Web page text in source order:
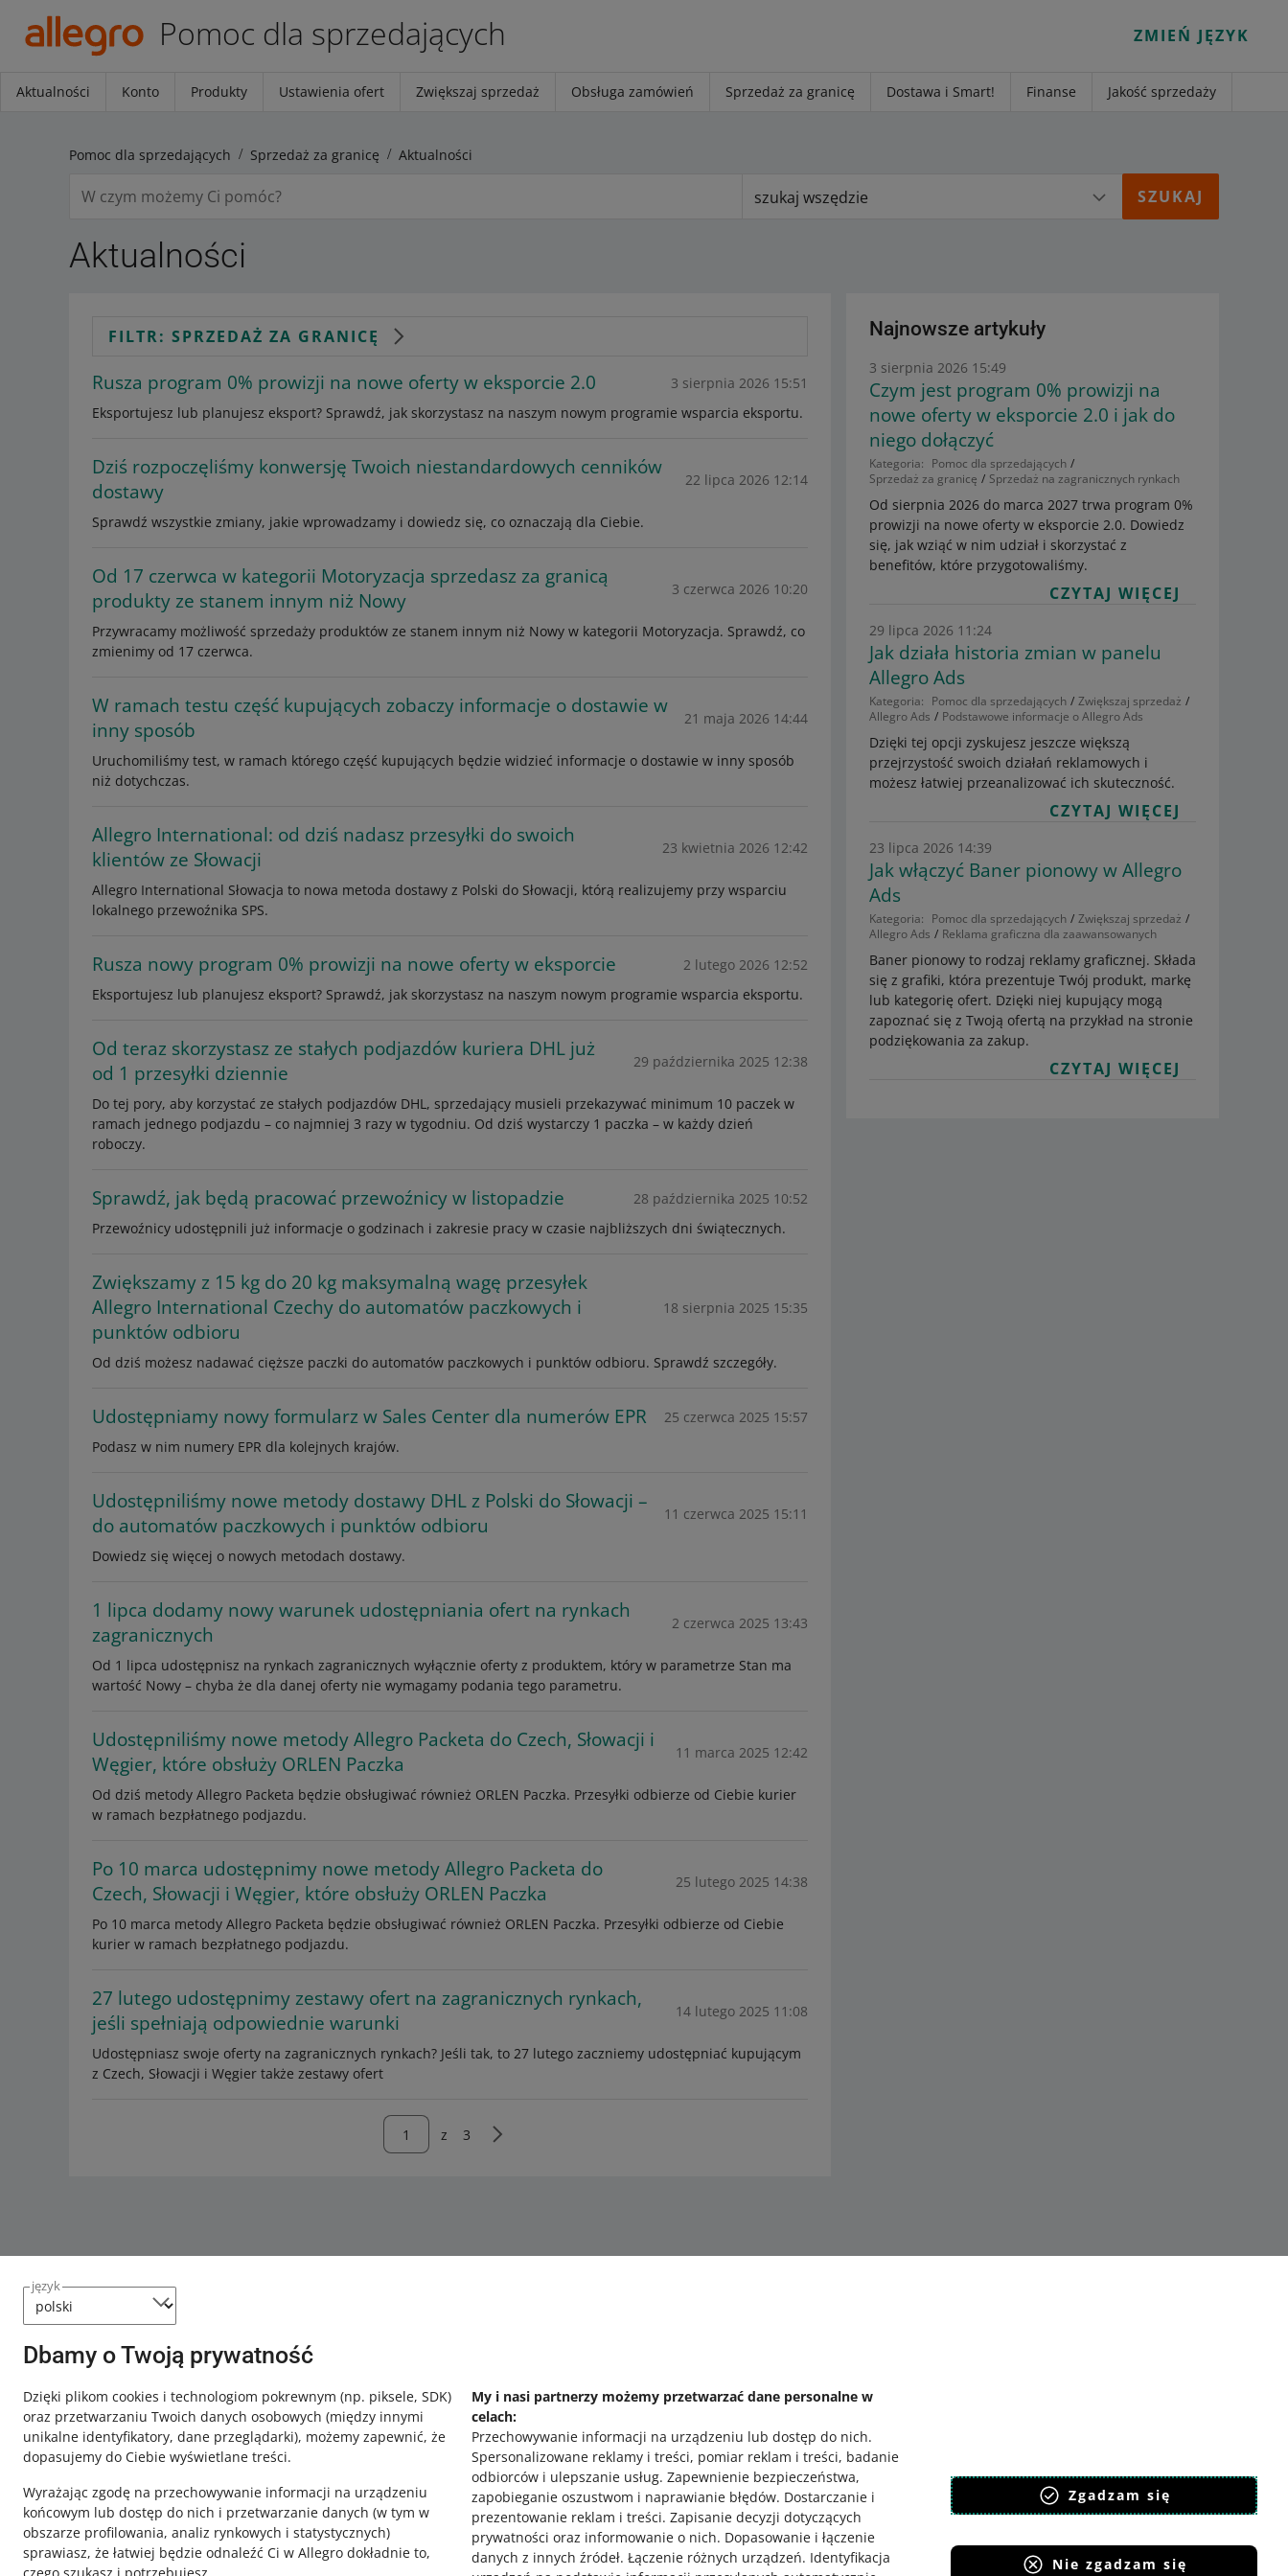
język
Dbamy o Twoją prywatność
Dzięki plikom cookies i technologiom pokrewnym (np. piksele, SDK)
oraz przetwarzaniu Twoich danych osobowych (między innymi
unikalne identyfikatory, dane przeglądarki), możemy zapewnić, że
dopasujemy do Ciebie wyświetlane treści.
Wyrażając zgodę na przechowywanie informacji na urządzeniu
końcowym lub dostęp do nich i przetwarzanie danych (w tym w
obszarze profilowania, analiz rynkowych i statystycznych)
sprawiasz, że łatwiej będzie odnaleźć Ci w Allegro dokładnie to,
My i nasi partnerzy możemy przetwarzać dane personalne w
celach:
Przechowywanie informacji na urządzeniu lub dostęp do nich.
Spersonalizowane reklamy i treści, pomiar reklam i treści, badanie
odbiorców i ulepszanie usług. Zapewnienie bezpieczeństwa,
zapobieganie oszustwom i naprawianie błędów. Dostarczanie i
prezentowanie reklam i treści. Zapisanie decyzji dotyczących
prywatności oraz informowanie o nich. Dopasowanie i łączenie
danych z innych źródeł. Łączenie różnych urządzeń. Identyfikacja
Zgadzam się
Nie zgadzam się
Pomoc dla sprzedających ZMIEŃ JĘZYK
Aktualności Konto Produkty Ustawienia ofert Zwiększaj sprzedaż Obsługa zamówień Sprzedaż za granicę Dostawa i Smart! Finanse Jakość sprzedaży
Pomoc dla sprzedających Sprzedaż za granicę Aktualności
szukaj wszędzie
Aktualności
FILTR: SPRZEDAŻ ZA GRANICĘ
Rusza program 0% prowizji na nowe oferty w eksporcie 2.0
3 sierpnia 2026 15:51
Eksportujesz lub planujesz eksport? Sprawdź, jak skorzystasz na naszym nowym programie wsparcia eksportu.
Dziś rozpoczęliśmy konwersję Twoich niestandardowych cenników
dostawy
22 lipca 2026 12:14
Sprawdź wszystkie zmiany, jakie wprowadzamy i dowiedz się, co oznaczają dla Ciebie.
Od 17 czerwca w kategorii Motoryzacja sprzedasz za granicą
produkty ze stanem innym niż Nowy
3 czerwca 2026 10:20
Przywracamy możliwość sprzedaży produktów ze stanem innym niż Nowy w kategorii Motoryzacja. Sprawdź, co
zmienimy od 17 czerwca.
W ramach testu część kupujących zobaczy informacje o dostawie w
inny sposób
21 maja 2026 14:44
Uruchomiliśmy test, w ramach którego część kupujących będzie widzieć informacje o dostawie w inny sposób
niż dotychczas.
Allegro International: od dziś nadasz przesyłki do swoich
klientów ze Słowacji
23 kwietnia 2026 12:42
Allegro International Słowacja to nowa metoda dostawy z Polski do Słowacji, którą realizujemy przy wsparciu
lokalnego przewoźnika SPS.
Rusza nowy program 0% prowizji na nowe oferty w eksporcie
2 lutego 2026 12:52
Eksportujesz lub planujesz eksport? Sprawdź, jak skorzystasz na naszym nowym programie wsparcia eksportu.
Od teraz skorzystasz ze stałych podjazdów kuriera DHL już
od 1 przesyłki dziennie
29 października 2025 12:38
Do tej pory, aby korzystać ze stałych podjazdów DHL, sprzedający musieli przekazywać minimum 10 paczek w
ramach jednego podjazdu – co najmniej 3 razy w tygodniu. Od dziś wystarczy 1 paczka – w każdy dzień
roboczy.
Sprawdź, jak będą pracować przewoźnicy w listopadzie
28 października 2025 10:52
Przewoźnicy udostępnili już informacje o godzinach i zakresie pracy w czasie najbliższych dni świątecznych.
Zwiększamy z 15 kg do 20 kg maksymalną wagę przesyłek
Allegro International Czechy do automatów paczkowych i
punktów odbioru
18 sierpnia 2025 15:35
Od dziś możesz nadawać cięższe paczki do automatów paczkowych i punktów odbioru. Sprawdź szczegóły.
Udostępniamy nowy formularz w Sales Center dla numerów EPR
25 czerwca 2025 15:57
Podasz w nim numery EPR dla kolejnych krajów.
Udostępniliśmy nowe metody dostawy DHL z Polski do Słowacji –
do automatów paczkowych i punktów odbioru
11 czerwca 2025 15:11
Dowiedz się więcej o nowych metodach dostawy.
1 lipca dodamy nowy warunek udostępniania ofert na rynkach
zagranicznych
2 czerwca 2025 13:43
Od 1 lipca udostępnisz na rynkach zagranicznych wyłącznie oferty z produktem, który w parametrze Stan ma
wartość Nowy – chyba że dla danej oferty nie wymagamy podania tego parametru.
Udostępniliśmy nowe metody Allegro Packeta do Czech, Słowacji i
Węgier, które obsłuży ORLEN Paczka
11 marca 2025 12:42
Od dziś metody Allegro Packeta będzie obsługiwać również ORLEN Paczka. Przesyłki odbierze od Ciebie kurier
w ramach bezpłatnego podjazdu.
Po 10 marca udostępnimy nowe metody Allegro Packeta do
Czech, Słowacji i Węgier, które obsłuży ORLEN Paczka
25 lutego 2025 14:38
Po 10 marca metody Allegro Packeta będzie obsługiwać również ORLEN Paczka. Przesyłki odbierze od Ciebie
kurier w ramach bezpłatnego podjazdu.
27 lutego udostępnimy zestawy ofert na zagranicznych rynkach,
jeśli spełniają odpowiednie warunki
14 lutego 2025 11:08
Udostępniasz swoje oferty na zagranicznych rynkach? Jeśli tak, to 27 lutego zaczniemy udostępniać kupującym
z Czech, Słowacji i Węgier także zestawy ofert
z 3
Najnowsze artykuły
3 sierpnia 2026 15:49
Czym jest program 0% prowizji na
nowe oferty w eksporcie 2.0 i jak do
niego dołączyć
Kategoria: Pomoc dla sprzedających
Sprzedaż za granicę
Sprzedaż na zagranicznych rynkach
Od sierpnia 2026 do marca 2027 trwa program 0%
prowizji na nowe oferty w eksporcie 2.0. Dowiedz
się, jak wziąć w nim udział i skorzystać z
benefitów, które przygotowaliśmy.
CZYTAJ WIĘCEJ
29 lipca 2026 11:24
Jak działa historia zmian w panelu
Allegro Ads
Kategoria: Pomoc dla sprzedających
Zwiększaj sprzedaż
Allegro Ads
Podstawowe informacje o Allegro Ads
Dzięki tej opcji zyskujesz jeszcze większą
przejrzystość swoich działań reklamowych i
możesz łatwiej przeanalizować ich skuteczność.
CZYTAJ WIĘCEJ
23 lipca 2026 14:39
Jak włączyć Baner pionowy w Allegro
Ads
Kategoria: Pomoc dla sprzedających
Zwiększaj sprzedaż
Allegro Ads
Reklama graficzna dla zaawansowanych
Baner pionowy to rodzaj reklamy graficznej. Składa
się z grafiki, która prezentuje Twój produkt, markę
lub kategorię ofert. Dzięki niej kupujący mogą
zapoznać się z Twoją ofertą na przykład na stronie
podziękowania za zakup.
CZYTAJ WIĘCEJ
o allegro.pl
polski
čeština
English
slovenčina
o allegro.cz
polski
čeština
English
slovenčina
o allegro.sk
polski
čeština
English
slovenčina